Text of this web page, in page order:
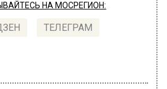
НА МОСРЕГИОН:
ТЕЛЕГРАМ